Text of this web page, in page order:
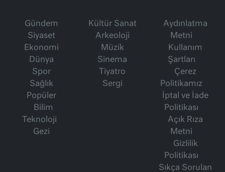
Gündem
Siyaset
Ekonomi
Dünya
Spor
Sağlık
Popüler
Bilim
Teknoloji
Gezi
Kültür Sanat
Arkeoloji
Müzik
Sinema
Tiyatro
Sergi
Aydınlatma
Metni
Kullanım
Şartları
Çerez
Politikamız
İptal ve İade
Politikası
Açık Rıza
Metni
Gizlilik
Politikası
Sıkça Sorulan